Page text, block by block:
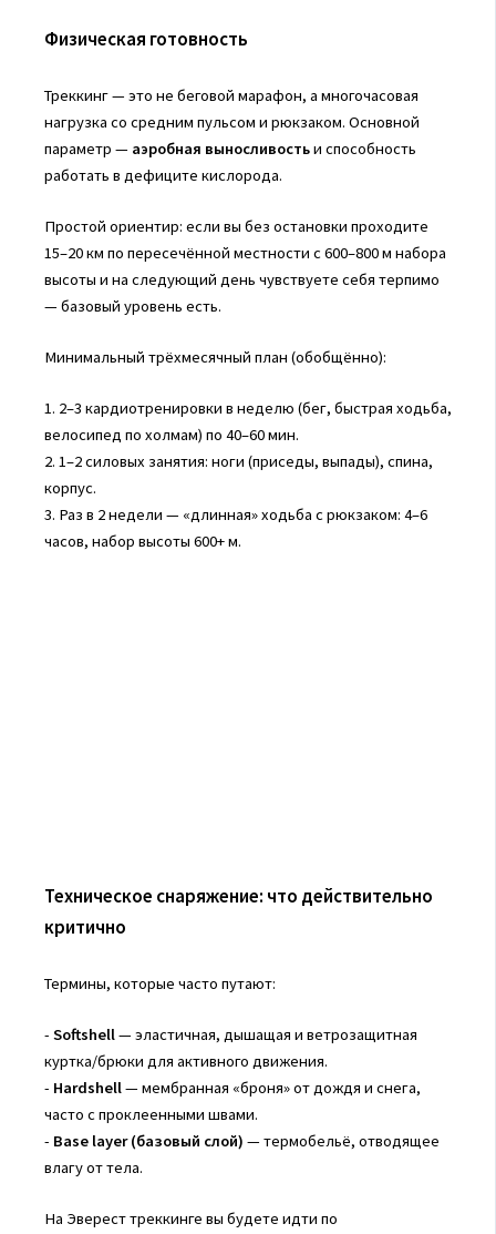
Физическая готовность
Треккинг — это не беговой марафон, а многочасовая
нагрузка со средним пульсом и рюкзаком. Основной
параметр — аэробная выносливостьи способность
работать в дефиците кислорода.
Простой ориентир: если вы без остановки проходите
15–20 км по пересечённой местности с 600–800 м набора
высоты и на следующий день чувствуете себя терпимо
— базовый уровень есть.
Минимальный трёхмесячный план (обобщённо):
1. 2–3 кардиотренировки в неделю (бег, быстрая ходьба,
велосипед по холмам) по 40–60 мин.
2. 1–2 силовых занятия: ноги (приседы, выпады), спина,
корпус.
3. Раз в 2 недели — «длинная» ходьба с рюкзаком: 4–6
часов, набор высоты 600+ м.
Техническое снаряжение: что действительно
критично
Термины, которые часто путают:
- Softshell— эластичная, дышащая и ветрозащитная
куртка/брюки для активного движения.
- Hardshell— мембранная «броня» от дождя и снега,
часто с проклеенными швами.
- Base layer (базовый слой) — термобельё, отводящее
влагу от тела.
На Эверест треккинге вы будете идти по